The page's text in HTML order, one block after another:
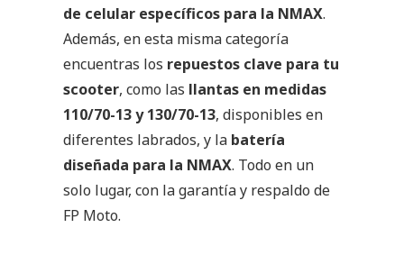
de celular específicos para la NMAX.
Además, en esta misma categoría
encuentras los repuestos clave para tu
scooter, como las llantas en medidas
110/70-13 y 130/70-13, disponibles en
diferentes labrados, y la batería
diseñada para la NMAX. Todo en un
solo lugar, con la garantía y respaldo de
FP Moto.